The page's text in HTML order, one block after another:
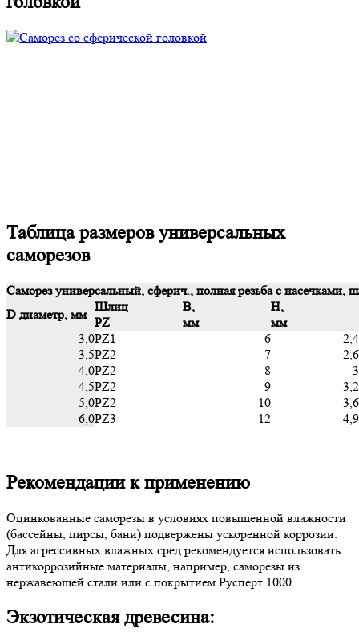
Таблица размеров универсальных
саморезов
Саморез универсальный, сферич., полная резьба с насечками,
D диаметр, мм
Шлиц
PZ
B,
мм
H,
мм
3,0PZ1 6
2,4
3,5PZ2 7
2,6
4,0PZ2 8
3
4,5PZ2 9
3,2
5,0PZ2 10
3,6
6,0PZ3 12 4,9
Рекомендации к применению
Оцинкованные саморезы в условиях повышенной влажности
(бассейны, пирсы, бани) подвержены ускоренной коррозии.
Для агрессивных влажных сред рекомендуется использовать
антикоррозийные материалы, например, саморезы из
нержавеющей стали или с покрытием Русперт 1000.
Экзотическая древесина: